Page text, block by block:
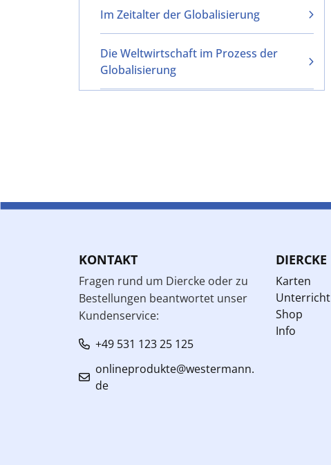
Im Zeitalter der Globalisierung
Die Weltwirtschaft im Prozess der
Globalisierung
KONTAKT
Fragen rund um Diercke oder zu
Bestellungen beantwortet unser
Kundenservice:
+49 531 123 25 125
onlineprodukte@westermann.
de
DIERCKE
Karten
Unterricht
Shop
Info